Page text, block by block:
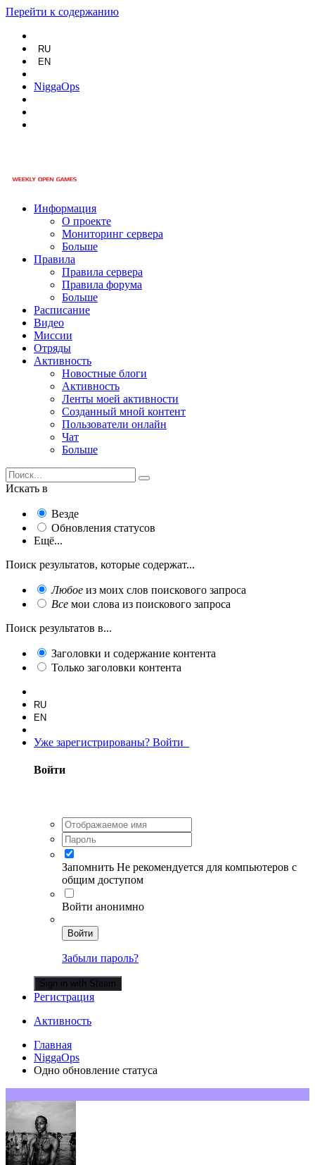
Перейти к содержанию
RU
EN
NiggaOps
Информация
О проекте
Мониторинг сервера
Больше
Правила
Правила сервера
Правила форума
Больше
Расписание
Видео
Миссии
Отряды
Активность
Новостные блоги
Активность
Ленты моей активности
Созданный мной контент
Пользователи онлайн
Чат
Больше
Искать в
Везде
Обновления статусов
Ещё...
Поиск результатов, которые содержат...
Любое из моих слов поискового запроса
Все мои слова из поискового запроса
Поиск результатов в...
Заголовки и содержание контента
Только заголовки контента
RU
EN
Уже зарегистрированы? Войти
Войти
Запомнить Не рекомендуется для компьютеров с
общим доступом
Войти анонимно
Войти
Забыли пароль?
Sign in with Steam
Регистрация
Активность
Главная
NiggaOps
Одно обновление статуса